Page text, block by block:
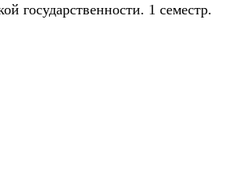
государственности. 1 семестр.